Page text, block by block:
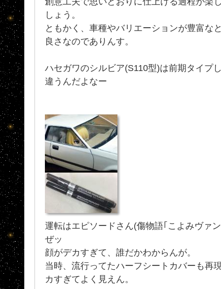
しょう。
ともかく、車種やバリエーションが豊富な
良さなのでありんす。
ハセガワのシルビア(S110型)は前期タイプ
違うんだよなー
運転はエピソードさん(傷物語｢こよみヴァ
ぜッ
顔がデカすぎて、誰だかわからんが。
当時、流行ってたハーフシートカバーも再
カすぎてよく見えん。